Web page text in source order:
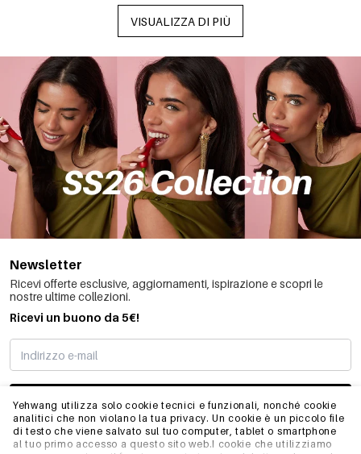
Yehwang utilizza solo cookie tecnici e funzionali, nonché cookie
analitici che non violano la tua privacy. Un cookie è un piccolo file
di testo che viene salvato sul tuo computer, tablet o smartphone
al tuo primo accesso a questo sito web.I cookie che utilizziamo
VISUALIZZA DI PIÙ
Newsletter
Ricevi offerte esclusive, aggiornamenti, ispirazione e scopri le
nostre ultime collezioni.
Ricevi un buono da 5€!
MI STO REGISTRANDO